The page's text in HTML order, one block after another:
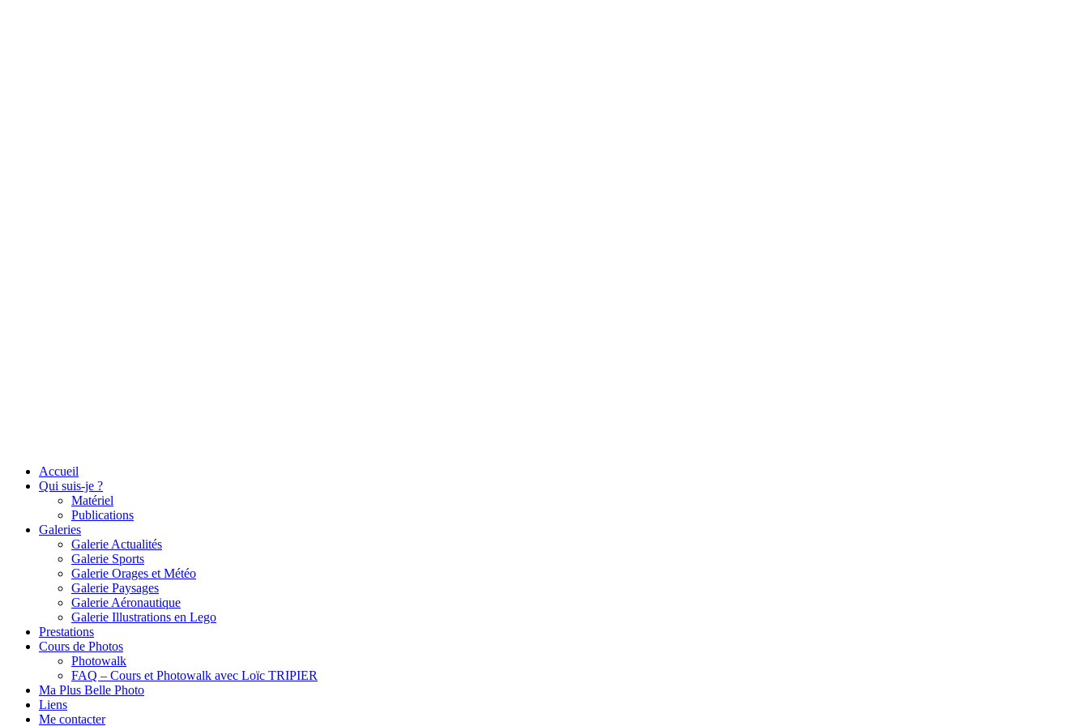
Accueil
Qui suis-je ?
Matériel
Publications
Galeries
Galerie Actualités
Galerie Sports
Galerie Orages et Météo
Galerie Paysages
Galerie Aéronautique
Galerie Illustrations en Lego
Prestations
Cours de Photos
Photowalk
FAQ – Cours et Photowalk avec Loïc TRIPIER
Ma Plus Belle Photo
Liens
Me contacter